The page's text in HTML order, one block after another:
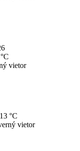
vietor
13 °C
vietor